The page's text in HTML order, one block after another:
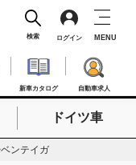
新車カタログ 自動車求人
検索 ログイン MENU
ドイツ車
ベンテイガ